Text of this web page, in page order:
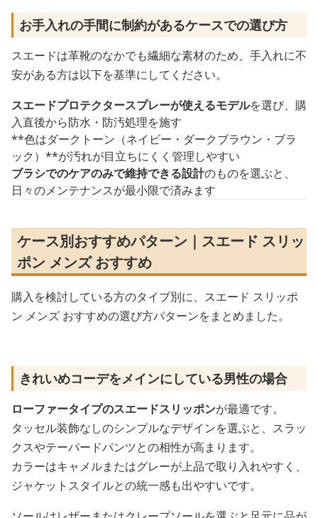
お手入れの手間に制約があるケースでの選び方
スエードは革靴のなかでも繊細な素材のため、手入れに不
安がある方は以下を基準にしてください。
スエードプロテクタースプレーが使えるモデルを選び、購
入直後から防水・防汚処理を施す
**色はダークトーン（ネイビー・ダークブラウン・ブラ
ック）**が汚れが目立ちにくく管理しやすい
ブラシでのケアのみで維持できる設計のものを選ぶと、
日々のメンテナンスが最小限で済みます
ケース別おすすめパターン｜スエード スリッ
ポン メンズ おすすめ
購入を検討している方のタイプ別に、スエード スリッポ
ン メンズ おすすめの選び方パターンをまとめました。
きれいめコーデをメインにしている男性の場合
ローファータイプのスエードスリッポンが最適です。
タッセル装飾なしのシンプルなデザインを選ぶと、スラッ
クスやテーパードパンツとの相性が高まります。
カラーはキャメルまたはグレーが上品で取り入れやすく、
ジャケットスタイルとの統一感も出やすいです。